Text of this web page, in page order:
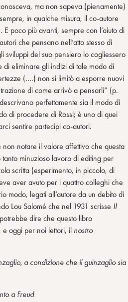
ma non sapeva (pienamente)
in qualche misura, il co-autore
poco più avanti, sempre con l’aiuto di
che pensano nell’atto stesso di
sviluppi del suo pensiero lo cogliessero
eliminare gli indizi di tale modo di
(….) non si limitò a esporre nuovi
di come arrivò a pensarli” (p.
perfettamente sia il modo di
di procedere di Rossi; è uno di quei
sentire partecipi co-autori.
non notare il valore affettivo che questa
minuzioso lavoro di editing per
scritta (esperimento, in piccolo, di
aver avuto per i quattro colleghi che
modo, legati all’autore da un debito di
Lou Salomé che nel 1931 scrisse Il
dire che questo libro
e oggi per noi lettori, il nostro
a condizione che il guinzaglio sia
a Freud